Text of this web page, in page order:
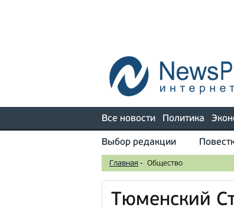
Все новости Политика
Выбор редакции
Главная - Общество
Тюменский